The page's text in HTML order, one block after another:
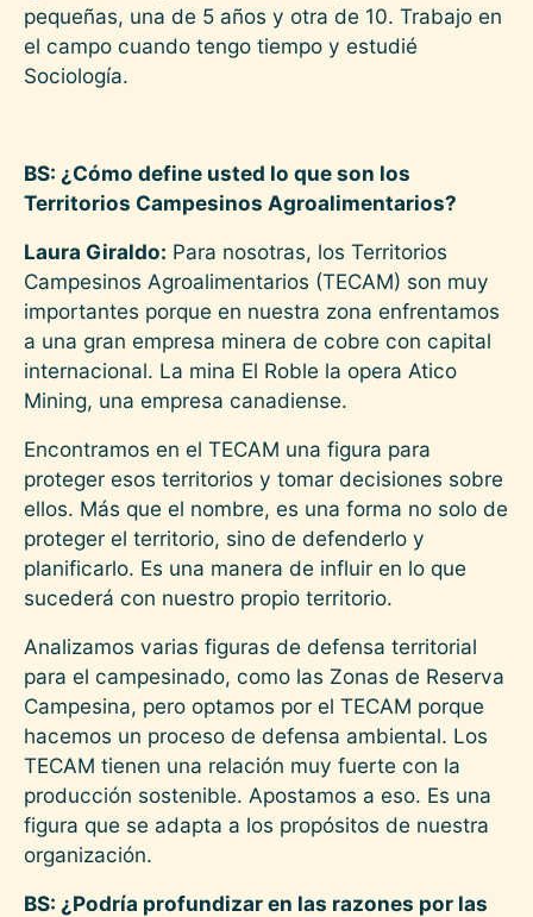
pequeñas, una de 5 años y otra de 10. Trabajo en
el campo cuando tengo tiempo y estudié
Sociología.
BS: ¿Cómo define usted lo que son los
Territorios Campesinos Agroalimentarios?
Laura Giraldo: Para nosotras, los Territorios
Campesinos Agroalimentarios (TECAM) son muy
importantes porque en nuestra zona enfrentamos
a una gran empresa minera de cobre con capital
internacional. La mina El Roble la opera Atico
Mining, una empresa canadiense.
Encontramos en el TECAM una figura para
proteger esos territorios y tomar decisiones sobre
ellos. Más que el nombre, es una forma no solo de
proteger el territorio, sino de defenderlo y
planificarlo. Es una manera de influir en lo que
sucederá con nuestro propio territorio.
Analizamos varias figuras de defensa territorial
para el campesinado, como las Zonas de Reserva
Campesina, pero optamos por el TECAM porque
hacemos un proceso de defensa ambiental. Los
TECAM tienen una relación muy fuerte con la
producción sostenible. Apostamos a eso. Es una
figura que se adapta a los propósitos de nuestra
organización.
BS: ¿Podría profundizar en las razones por las